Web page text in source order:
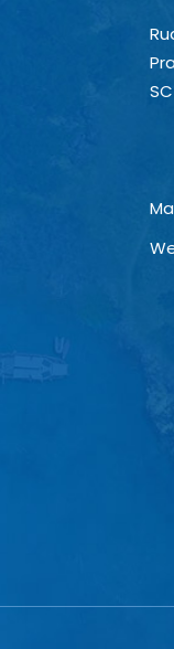
SC